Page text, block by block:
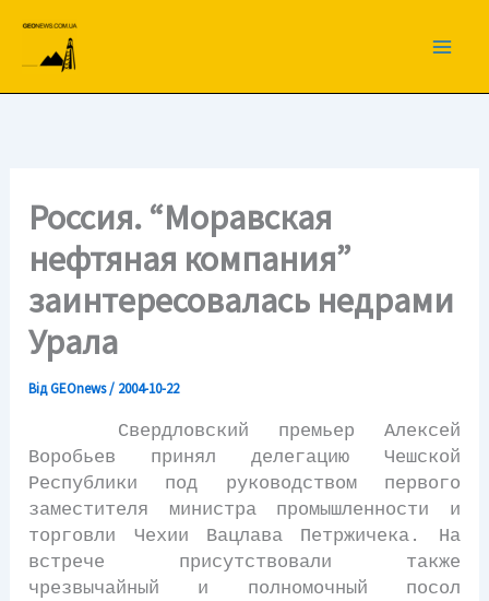
вмісту
Россия. “Моравская
нефтяная компания”
заинтересовалась недрами
Урала
ВідGEOnews/ 2004-10-22
Свердловский премьер Алексей
Воробьев принял делегацию Чешской
Республики под руководством первого
заместителя министра промышленности и
торговли Чехии Вацлава Петржичека. На
встрече присутствовали также
чрезвычайный и полномочный посол